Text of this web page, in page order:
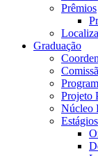
Prêmios
Graduação
Projeto
Núcleo
Estágios